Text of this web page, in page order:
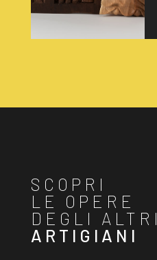
SCOPRI
LE OPERE
DEGLI ALTRI
ARTIGIANI